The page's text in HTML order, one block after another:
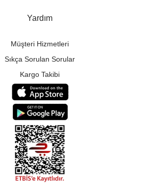
Yardım
Müşteri Hizmetleri
Sıkça Sorulan Sorular
Kargo Takibi